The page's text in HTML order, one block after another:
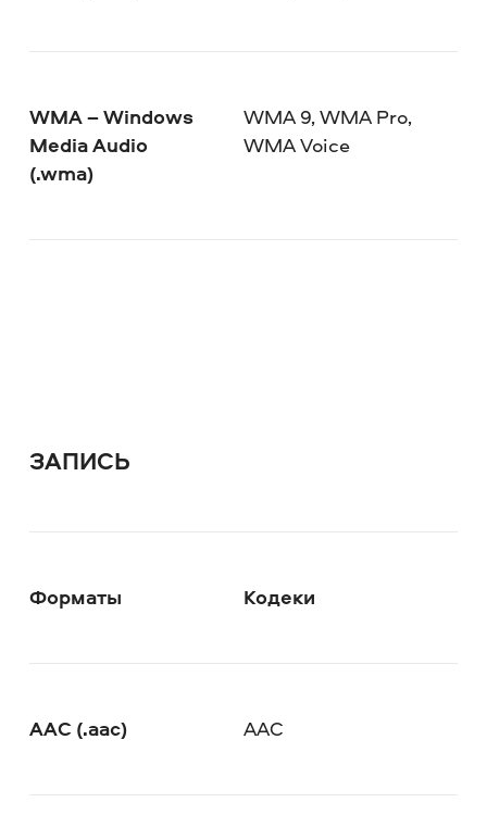
WMA – Windows
Media Audio
(.wma)
WMA 9, WMA Pro,
WMA Voice
ЗАПИСЬ
Форматы Кодеки
AAC (.aac) AAC